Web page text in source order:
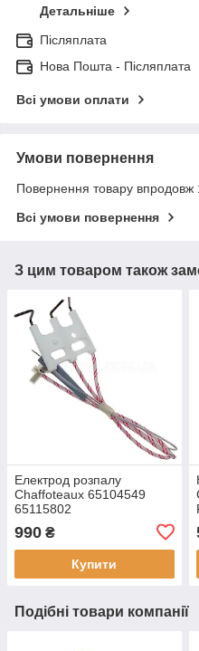
Детальніше
Післяплата
Нова Пошта - Післяплата
Всі умови оплати
Умови повернення
Повернення товару впродовж
Всі умови повернення
З цим товаром також
Електрод розпалу
Сhaffoteaux 65104549
65115802
990 ₴
Купити
Подібні товари компанії